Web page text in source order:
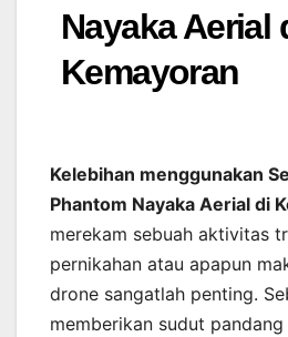
Nayaka Aerial
Kemayoran
Kelebihan menggunakan
Phantom Nayaka Aerial di
merekam sebuah aktivitas
pernikahan atau apapun
drone sangatlah penting.
memberikan sudut